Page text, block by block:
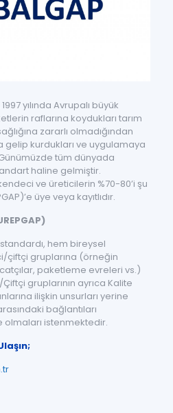
1997 yılında Avrupalı büyük
raflarına koydukları tarım
zararlı olmadığından
kurdukları ve uygulamaya
tüm dünyada
haline gelmiştir.
ve üreticilerin %70-80’i şu
üye veya kayıtlıdır.
standardı, hem bireysel
çiftçi gruplarına (örneğin
paketleme evreleri vs.)
gruplarının ayrıca Kalite
ilişkin unsurları yerine
bağlantıları
istenmektedir.